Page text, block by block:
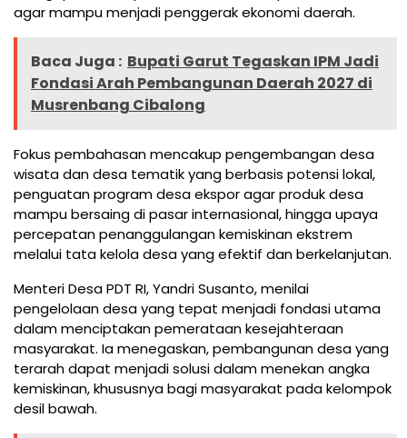
agar mampu menjadi penggerak ekonomi daerah.
Baca Juga : Bupati Garut Tegaskan IPM Jadi
Fondasi Arah Pembangunan Daerah 2027 di
Musrenbang Cibalong
Fokus pembahasan mencakup pengembangan desa
wisata dan desa tematik yang berbasis potensi lokal,
penguatan program desa ekspor agar produk desa
mampu bersaing di pasar internasional, hingga upaya
percepatan penanggulangan kemiskinan ekstrem
melalui tata kelola desa yang efektif dan berkelanjutan.
Menteri Desa PDT RI, Yandri Susanto, menilai
pengelolaan desa yang tepat menjadi fondasi utama
dalam menciptakan pemerataan kesejahteraan
masyarakat. Ia menegaskan, pembangunan desa yang
terarah dapat menjadi solusi dalam menekan angka
kemiskinan, khususnya bagi masyarakat pada kelompok
desil bawah.